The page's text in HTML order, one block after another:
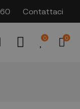
Contattaci
0 0